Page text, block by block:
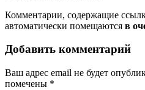
Комментарии, содержащие
автоматически помещаются в
Добавить комментарий
Ваш адрес email не будет
помечены *